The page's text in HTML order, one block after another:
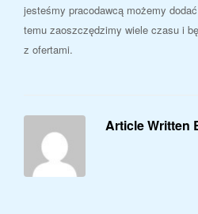
jesteśmy pracodawcą możemy
temu zaoszczędzimy wiele czasu i
z ofertami.
Article Written